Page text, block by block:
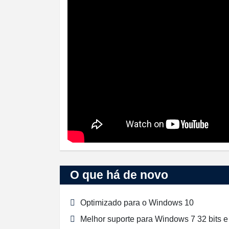
O que há de novo
Optimizado para o Windows 10
Melhor suporte para Windows 7 32 bits